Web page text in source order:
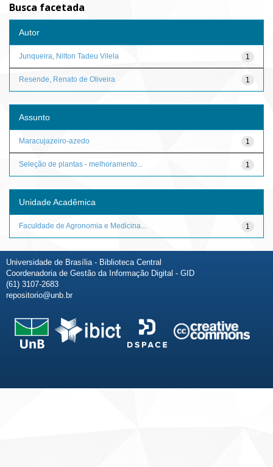
Busca facetada
Autor
1
Junqueira, Nilton Tadeu Vilela
1
Resende, Renato de Oliveira
Assunto
1
Maracujazeiro-azedo
1
Seleção de plantas - melhoramento...
Unidade Acadêmica
1
Faculdade de Agronomia e Medicina...
Universidade de Brasília - Biblioteca Central
Coordenadoria de Gestão da Informação Digital - GID
(61) 3107-2683
repositorio@unb.br